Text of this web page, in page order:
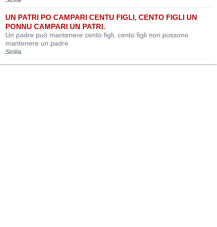
UN PATRI PO CAMPARI CENTU FIGLI, CENTO FIGLI UN
PONNU CAMPARI UN PATRI.
Un padre può mantenere cento figli, cento figli non possono
mantenere un padre.
Sicilia